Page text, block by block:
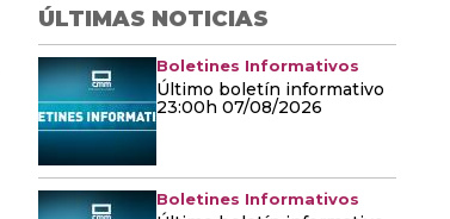
ÚLTIMAS NOTICIAS
Boletines Informativos
Último boletín informativo
23:00h 07/08/2026
Boletines Informativos